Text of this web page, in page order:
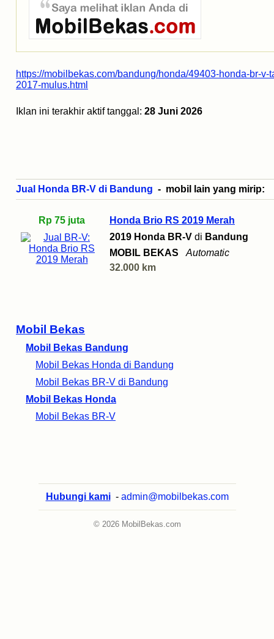
Mobil Bekas
Mobil Bekas Bandung
Mobil Bekas Honda di Bandung
Mobil Bekas BR-V di Bandung
Mobil Bekas Honda
Mobil Bekas BR-V
https://mobilbekas.com/bandung/honda/49403-honda-br-v-
2017-mulus.html
Iklan ini terakhir aktif tanggal: 28 Juni 2026
Jual Honda BR-V di Bandung - mobil lain yang mirip:
Rp 75 juta
Honda Brio RS 2019 Merah
2019 Honda BR-V di Bandung
MOBIL BEKAS
Automatic
32.000 km
Hubungi kami - admin@mobilbekas.com
© 2026 MobilBekas.com